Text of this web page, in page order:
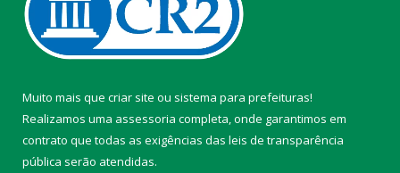
Muito mais que criar site ou sistema para prefeituras!
Realizamos uma assessoria completa, onde garantimos em
contrato que todas as exigências das leis de transparência
pública serão atendidas.